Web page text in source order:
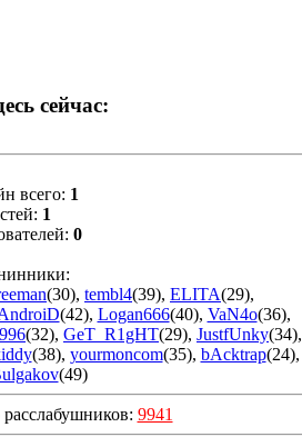
сейчас:
всего: 1
1
0
(30), tembl4(39), ELITA(29),
(42), Logan666(40), VaN4o(36),
(32), GeT_R1gHT(29), JustfUnky(34),
(38), yourmoncom(35), bAcktrap(24),
(49)
9941